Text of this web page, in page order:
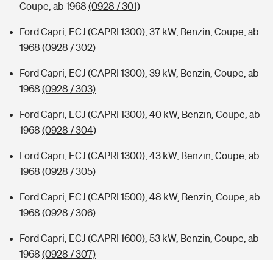
Sie haben Fragen?
Zur Übersicht
Kinderunfall-Check: Mehr Sicherheit für deine Kids
Typklassen: So ist Ihr Auto eingestuft
Sie haben Fragen?
Coupe, ab 1968 (0928 / 301)
Ford Capri, ECJ (CAPRI 1300), 37 kW, Benzin, Coupe, ab
1968 (0928 / 302)
Ford Capri, ECJ (CAPRI 1300), 39 kW, Benzin, Coupe, ab
1968 (0928 / 303)
Ford Capri, ECJ (CAPRI 1300), 40 kW, Benzin, Coupe, ab
1968 (0928 / 304)
Ford Capri, ECJ (CAPRI 1300), 43 kW, Benzin, Coupe, ab
1968 (0928 / 305)
Ford Capri, ECJ (CAPRI 1500), 48 kW, Benzin, Coupe, ab
1968 (0928 / 306)
Ford Capri, ECJ (CAPRI 1600), 53 kW, Benzin, Coupe, ab
1968 (0928 / 307)